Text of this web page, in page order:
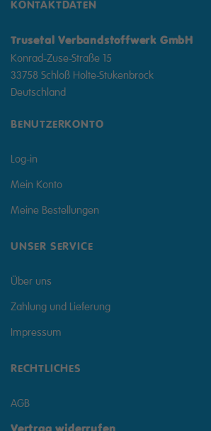
KONTAKTDATEN
Trusetal Verbandstoffwerk GmbH
Konrad-Zuse-Straße 15
33758 Schloß Holte-Stukenbrock
Deutschland
BENUTZERKONTO
Log-in
Mein Konto
Meine Bestellungen
UNSER SERVICE
Über uns
Zahlung und Lieferung
Impressum
RECHTLICHES
AGB